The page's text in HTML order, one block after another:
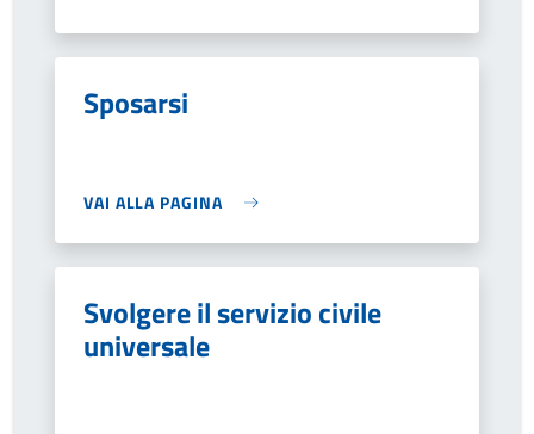
Sposarsi
VAI ALLA PAGINA
Svolgere il servizio civile
universale